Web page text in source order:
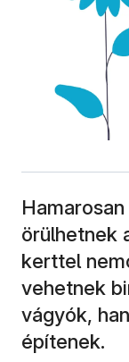
örülhetnek
kerttel
vehetnek
vágyók,
építenek.